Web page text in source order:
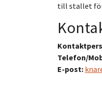
till stallet
Telefon/
E-post: